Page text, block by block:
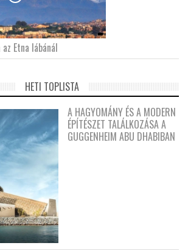
Etna lábánál
HETI TOPLISTA
A HAGYOMÁNY ÉS A MODERN
ÉPÍTÉSZET TALÁLKOZÁSA A
GUGGENHEIM ABU DHABIBAN